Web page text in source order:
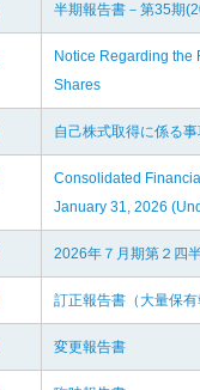
半期報告書－第35期
Notice Regarding the
Shares
自己株式取得に係る
Consolidated
January 31, 2026
2026年７月期第２四
訂正報告書（大量保有
変更報告書